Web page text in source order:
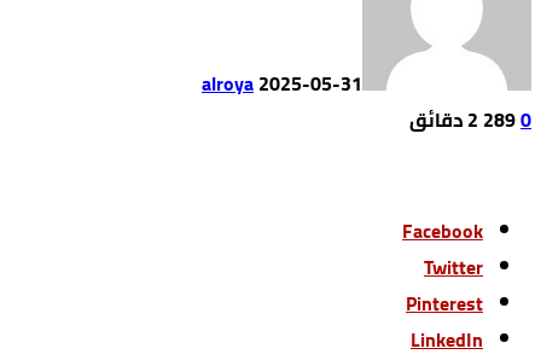
alroya2025-05-31
0
289 2 ‫دقائق‬
Facebook
Twitter
Pinterest
LinkedIn